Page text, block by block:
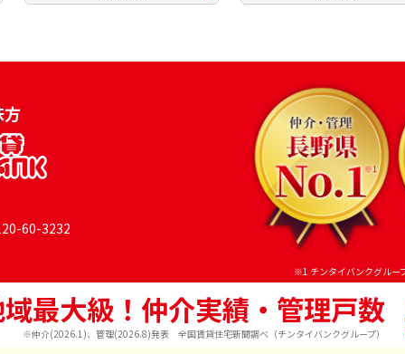
方
60-3232
※1 チンタイバンクグル
最大級！仲介実績・管理戸数
※仲介(2026.1)、管理(2026.8)発表 全国賃貸住宅新聞調べ（チンタイバンクグループ）